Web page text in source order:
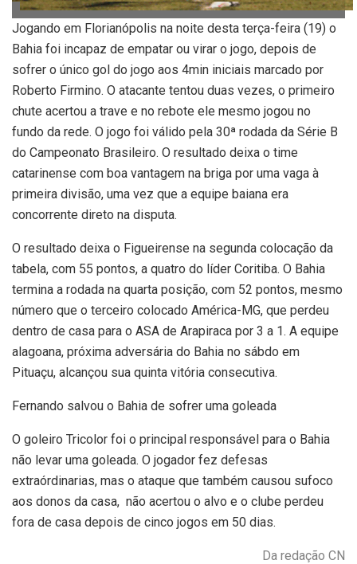
Jogando em Florianópolis na noite desta terça-feira (19) o
Bahia foi incapaz de empatar ou virar o jogo, depois de
sofrer o único gol do jogo aos 4min iniciais marcado por
Roberto Firmino. O atacante tentou duas vezes, o primeiro
chute acertou a trave e no rebote ele mesmo jogou no
fundo da rede. O jogo foi válido pela 30ª rodada da Série B
do Campeonato Brasileiro. O resultado deixa o time
catarinense com boa vantagem na briga por uma vaga à
primeira divisão, uma vez que a equipe baiana era
concorrente direto na disputa.
O resultado deixa o Figueirense na segunda colocação da
tabela, com 55 pontos, a quatro do líder Coritiba. O Bahia
termina a rodada na quarta posição, com 52 pontos, mesmo
número que o terceiro colocado América-MG, que perdeu
dentro de casa para o ASA de Arapiraca por 3 a 1. A equipe
alagoana, próxima adversária do Bahia no sábdo em
Pituaçu, alcançou sua quinta vitória consecutiva.
Fernando salvou o Bahia de sofrer uma goleada
O goleiro Tricolor foi o principal responsável para o Bahia
não levar uma goleada. O jogador fez defesas
extraórdinarias, mas o ataque que também causou sufoco
aos donos da casa, não acertou o alvo e o clube perdeu
fora de casa depois de cinco jogos em 50 dias.
Da redação CN